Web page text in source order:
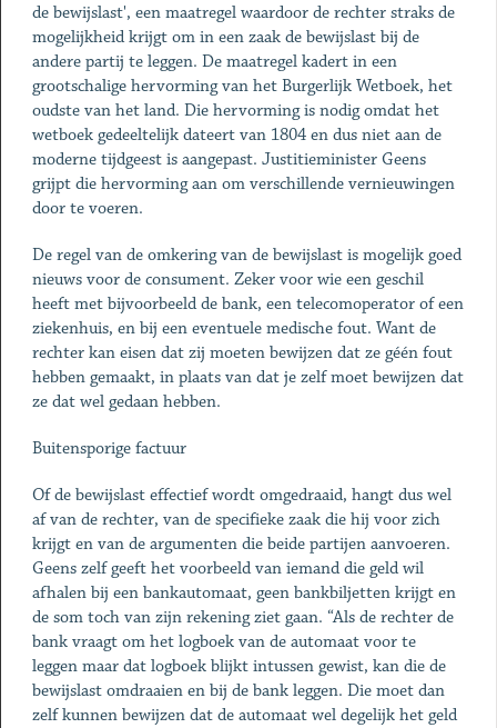
de bewijslast', een maatregel waardoor de rechter straks de
mogelijkheid krijgt om in een zaak de bewijslast bij de
andere partij te leggen. De maatregel kadert in een
grootschalige hervorming van het Burgerlijk Wetboek, het
oudste van het land. Die hervorming is nodig omdat het
wetboek gedeeltelijk dateert van 1804 en dus niet aan de
moderne tijdgeest is aangepast. Justitieminister Geens
grijpt die hervorming aan om verschillende vernieuwingen
door te voeren.
De regel van de omkering van de bewijslast is mogelijk goed
nieuws voor de consument. ­Zeker voor wie een geschil
heeft met bijvoorbeeld de bank, een telecomoperator of een
ziekenhuis, en bij een eventuele ­me­dische fout. Want de
rechter kan eisen dat zij moeten bewijzen dat ze géén fout
hebben gemaakt, in plaats van dat je zelf moet bewijzen dat
ze dat wel ­gedaan hebben.
Buitensporige factuur
Of de bewijslast effectief wordt omgedraaid, hangt dus wel
af van de rechter, van de specifieke zaak die hij voor zich
krijgt en van de argumenten die beide partijen aanvoeren.
Geens zelf geeft het voorbeeld van iemand die geld wil
afhalen bij een bankautomaat, geen bankbiljetten krijgt en
de som toch van zijn rekening ziet gaan. “Als de rechter de
bank vraagt om het logboek van de automaat voor te
leggen maar dat logboek blijkt intussen gewist, kan die de
bewijslast omdraaien en bij de bank leggen. Die moet dan
zelf kunnen bewijzen dat de automaat wel degelijk het geld